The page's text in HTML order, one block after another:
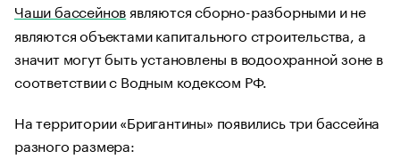
Чаши бассейнов являются сборно-разборными и не
являются объектами капитального строительства, а
значит могут быть установлены в водоохранной зоне в
соответствии с Водным кодексом РФ.
На территории «Бригантины» появились три бассейна
разного размера: